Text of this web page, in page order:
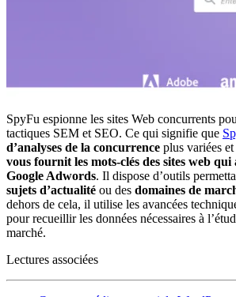
SpyFu espionne les sites Web concurrents
tactiques SEM et SEO. Ce qui signifie que
d’analyses de la concurrence plus variées
vous fournit les mots-clés des sites web
Google Adwords. Il dispose d’outils
sujets d’actualité ou des domaines de
dehors de cela, il utilise les avancées
pour recueillir les données nécessaires à
marché.
Lectures associées